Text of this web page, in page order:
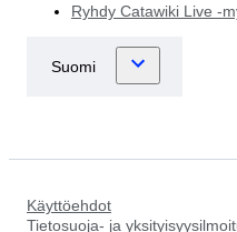
Ryhdy Catawiki Live -
Käyttöehdot
Tietosuoja- ja